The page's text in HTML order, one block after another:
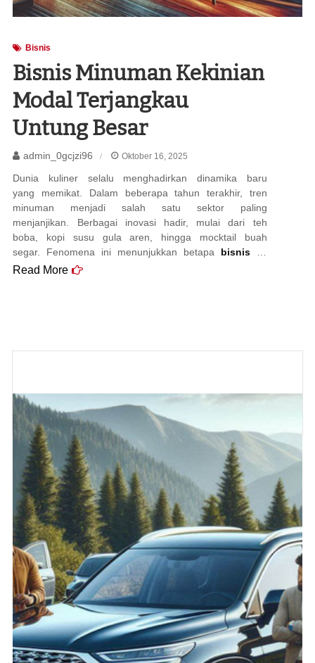
Bisnis
Bisnis Minuman Kekinian
Modal Terjangkau
Untung Besar
admin_0gcjzi96 Oktober 16, 2025
Dunia kuliner selalu menghadirkan dinamika baru
yang memikat. Dalam beberapa tahun terakhir, tren
minuman menjadi salah satu sektor paling
menjanjikan. Berbagai inovasi hadir, mulai dari teh
boba, kopi susu gula aren, hingga mocktail buah
segar. Fenomena ini menunjukkan betapa bisnis …
Read More